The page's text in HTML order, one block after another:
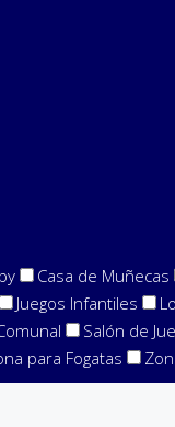
Casa de Muñecas
Juegos Infantiles
Salón de
para Fogatas